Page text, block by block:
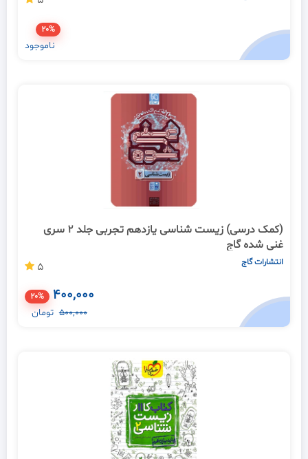
20%
ناموجود
(کمک درسی) زیست شناسی یازدهم تجربی جلد 2 سری
غنی شده گاج
انتشارات گاج 5
400,000
20%
500,000 تومان